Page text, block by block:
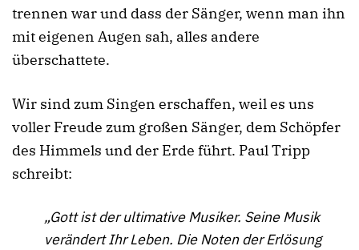
trennen war und dass der Sänger, wenn man ihn
mit eigenen Augen sah, alles andere
überschattete.
Wir sind zum Singen erschaffen, weil es uns
voller Freude zum großen Sänger, dem Schöpfer
des Himmels und der Erde führt. Paul Tripp
schreibt:
„Gott ist der ultimative Musiker. Seine Musik
verändert Ihr Leben. Die Noten der Erlösung